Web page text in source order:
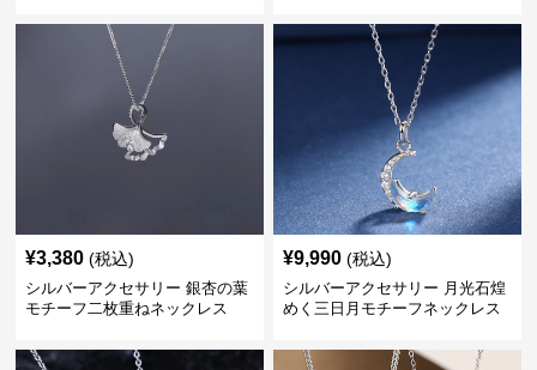
¥3,380 (税込)
シルバーアクセサリー 銀杏の葉
モチーフ二枚重ねネックレス
¥9,990 (税込)
シルバーアクセサリー 月光石煌
めく三日月モチーフネックレス